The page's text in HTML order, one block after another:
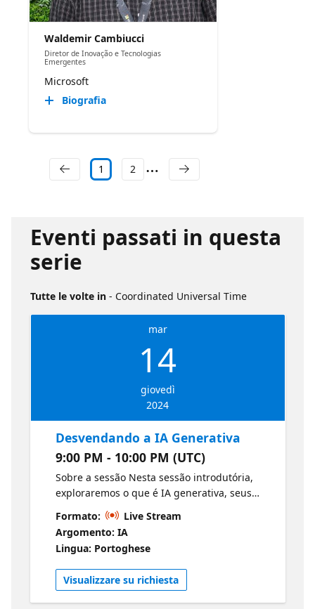
Waldemir Cambiucci
Diretor de Inovação e Tecnologias
Emergentes
Microsoft
Biografia
1 2
Eventi passati in questa
serie
Tutte le volte in - Coordinated Universal Time
mar
14
giovedì
2024
Desvendando a IA Generativa
9:00 PM - 10:00 PM (UTC)
Sobre a sessão Nesta sessão introdutória,
exploraremos o que é IA generativa, seus
benefícios e os desafios éticos e de
segurança associados. Como podemos usar
essa tecnologia de forma responsável? AI
Playbook:
https://learn.microsoft.com/ai/playbook//?
wt.mc_id=1reg_22027_webpage_reactor
Speaker: Waldemir Cambiucci Diretor de
Formato:
Live Stream
Argomento: IA
Lingua: Portoghese
Visualizzare su richiesta